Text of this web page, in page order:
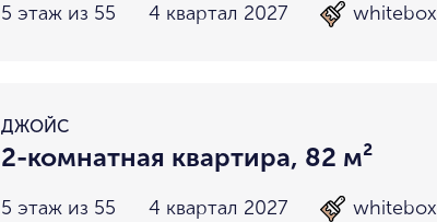
5 этаж из 55 4 квартал 2027 whitebox
ДЖОЙС
2-комнатная квартира, 82 м²
5 этаж из 55 4 квартал 2027 whitebox